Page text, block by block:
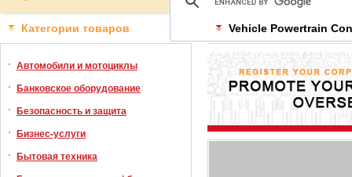
Категории товаров
Автомобили и мотоциклы
Банковское оборудование
Безопасность и защита
Бизнес-услуги
Бытовая техника
Vehicle Powertrain